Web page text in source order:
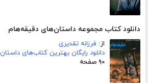
دانلود کتاب مجموعه داستان‌های دقیقه‌هام
از: فرزانه تقدیری
دانلود رایگان بهترین کتاب‌های داستان
۹۰ صفحه